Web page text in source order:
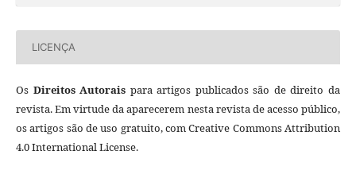
LICENÇA
Os Direitos Autorais para artigos publicados são de direito da
revista. Em virtude da aparecerem nesta revista de acesso público,
os artigos são de uso gratuito, com Creative Commons Attribution
4.0 International License.